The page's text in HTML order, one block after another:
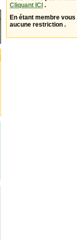
Cliquant ICI .
En étant membre
aucune restriction .